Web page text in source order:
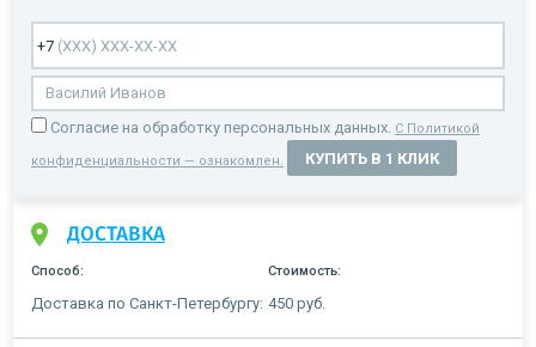
Cогласие на обработку персональных данных. С Политикой
конфиденциальности — ознакомлен. КУПИТЬ В 1 КЛИК
ДОСТАВКА
Способ: Стоимость:
Доставка по Санкт-Петербургу: 450 руб.